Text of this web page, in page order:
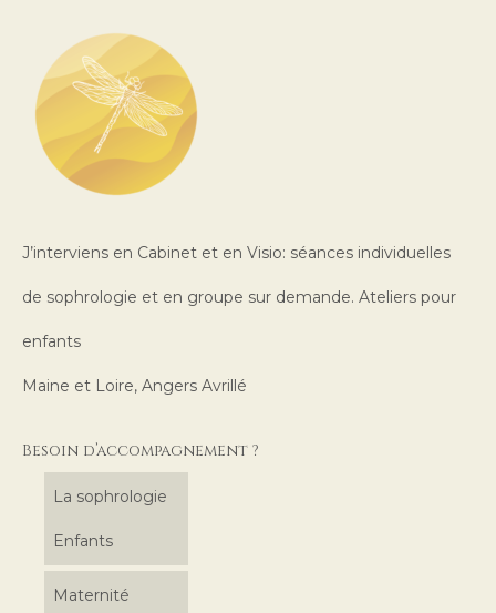
J’interviens en Cabinet et en Visio: séances individuelles
de sophrologie et en groupe sur demande. Ateliers pour
enfants
Maine et Loire, Angers Avrillé
Besoin d’accompagnement ?
La sophrologie
Enfants
Maternité